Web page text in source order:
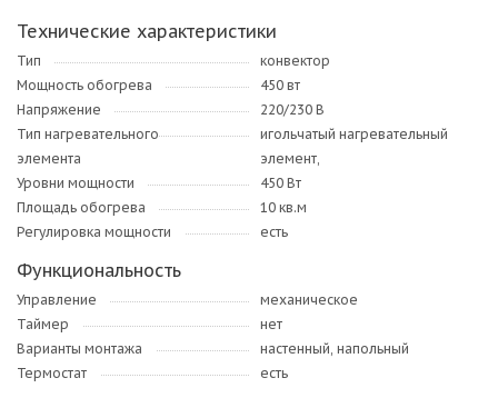
Технические характеристики
Тип
конвектор
Мощность обогрева
450 вт
Напряжение
220/230 В
Тип нагревательного
элемента
игольчатый нагревательный
элемент,
Уровни мощности
450 Вт
Площадь обогрева
10 кв.м
Регулировка мощности
есть
Функциональность
Управление
механическое
Таймер
нет
Варианты монтажа
настенный, напольный
Термостат
есть